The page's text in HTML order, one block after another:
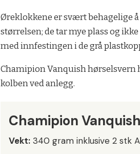
Øreklokkene er svært behagelige
størrelsen; de tar mye plass og
med innfestingen i de grå
Chamipion Vanquish hørselsvern
kolben ved anlegg.
Chamipion
Vekt: 340 gram inklusive 2 stk